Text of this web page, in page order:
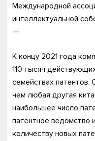
Международной
интеллектуальной
—
К концу 2021 года
110 тысяч
семействах патентов.
чем любая другая
наибольшее число
патентное ведомство
количеству новых